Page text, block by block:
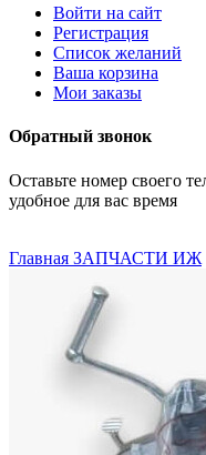
Войти на сайт
Регистрация
Список желаний
Ваша корзина
Мои заказы
Обратный звонок
Оставьте номер своего
удобное для вас время
Главная ЗАПЧАСТИ ИЖ